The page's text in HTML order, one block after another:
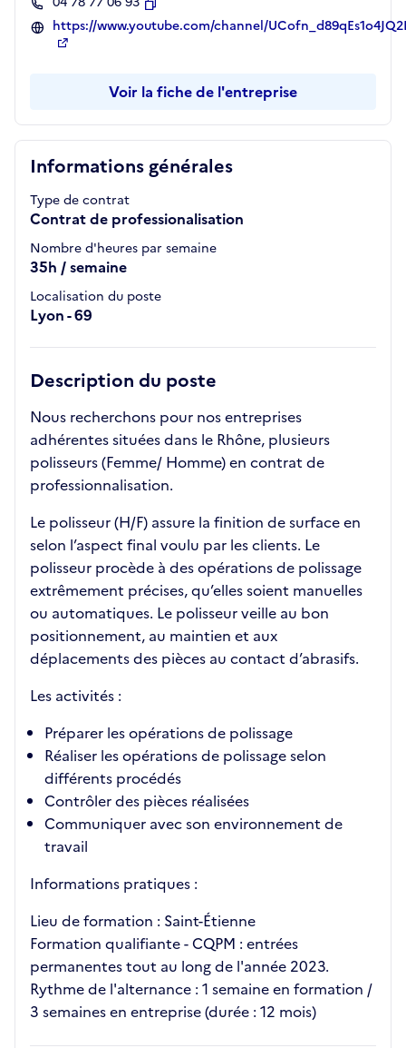
Informations générales
Type de contrat
Contrat de professionalisation
Nombre d'heures par semaine
35h / semaine
Localisation du poste
Lyon - 69
Description du poste
Nous recherchons pour nos entreprises
adhérentes situées dans le Rhône, plusieurs
polisseurs (Femme/ Homme) en contrat de
professionnalisation.
Le polisseur (H/F) assure la finition de surface en
selon l’aspect final voulu par les clients. Le
polisseur procède à des opérations de polissage
extrêmement précises, qu’elles soient manuelles
ou automatiques. Le polisseur veille au bon
positionnement, au maintien et aux
déplacements des pièces au contact d’abrasifs.
Les activités :
Préparer les opérations de polissage
Réaliser les opérations de polissage selon
différents procédés
Contrôler des pièces réalisées
Communiquer avec son environnement de
travail
Informations pratiques :
Lieu de formation : Saint-Étienne
Formation qualifiante - CQPM : entrées
permanentes tout au long de l'année 2023.
Rythme de l'alternance : 1 semaine en formation /
3 semaines en entreprise (durée : 12 mois)
Copier
https://www.youtube.com/channel/
Voir la fiche de l'entreprise